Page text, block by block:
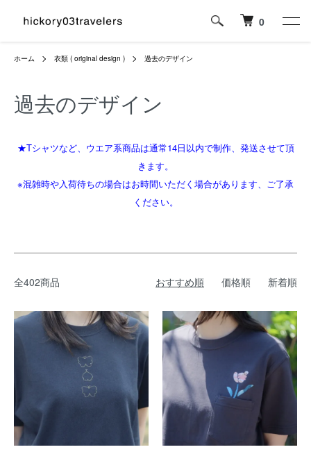
0
ホーム 衣類 ( original design ) 過去のデザイン
過去のデザイン
★Tシャツなど、ウエア系商品は通常14日以内で制作、発送させて頂
きます。
※混雑時や入荷待ちの場合はお時間いただく場合があります、ご了承
ください。
全402商品 おすすめ順 価格順 新着順